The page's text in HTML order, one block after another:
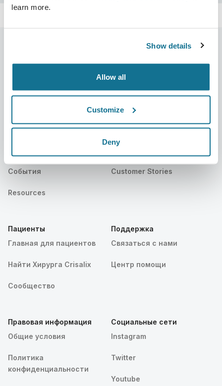
learn more.
Show details
Allow all
Customize
Deny
Новости
События
Resources
Бизнес решения
Планы для хирурга
Customer Stories
Пациенты
Главная для пациентов
Найти Хирурга Crisalix
Сообщество
Поддержка
Связаться с нами
Центр помощи
Правовая информация
Общие условия
Политика
конфиденциальности
Социальные сети
Instagram
Twitter
Youtube